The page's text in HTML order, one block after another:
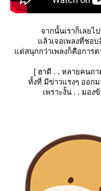
จากนั้นเราก็เลยไ
ล้วเจอเพลงที่ชอบ
ต่สนุกกว่าเพลงก็คือการต
[ฮาดี . . หลายคนถา
ทั้งที่ มีข่าวแรงๆ ออก
เพราะงั้น . . มอง